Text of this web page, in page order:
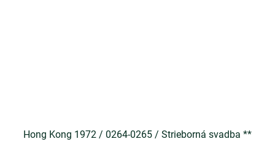
Hong Kong 1972 / 0264-0265 / Strieborná svadba **